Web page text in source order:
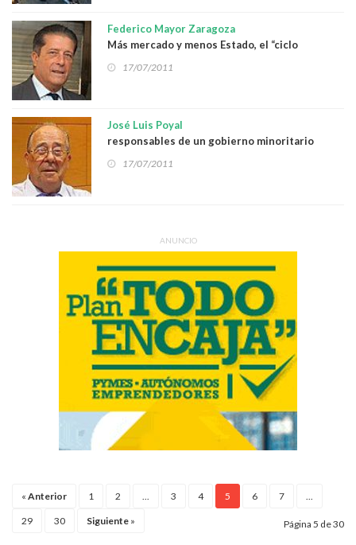
Federico Mayor Zaragoza
Más mercado y menos Estado, el “ciclo
vicioso”…
17/07/2011
José Luis Poyal
responsables de un gobierno minoritario
17/07/2011
ANUNCIO
« Anterior 1 2 ... 3 4 5 6 7 ...
29 30 Siguiente » Página 5 de 30